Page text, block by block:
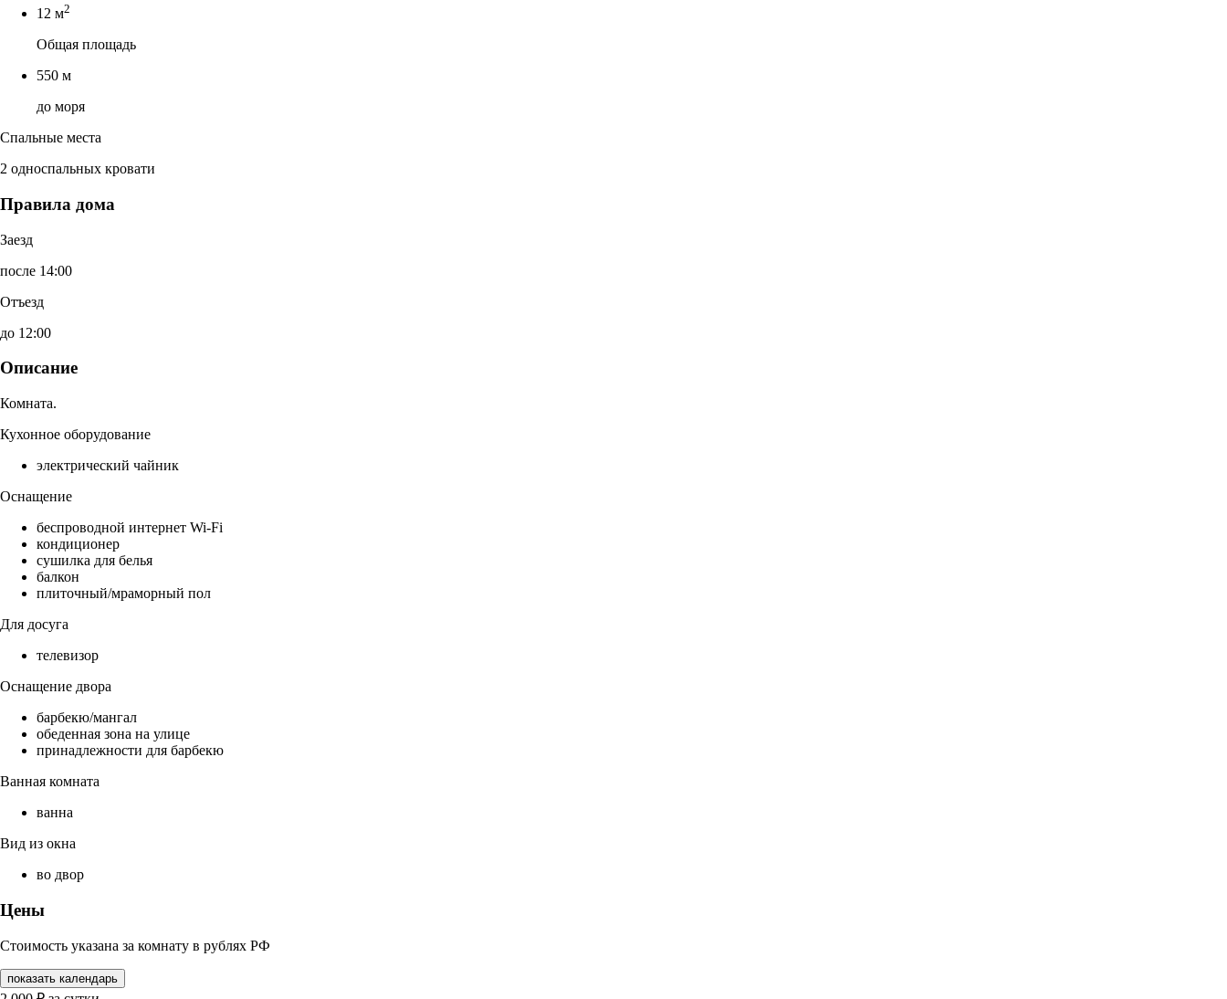
12 м2
Общая площадь
550 м
до моря
Спальные места
2 односпальных кровати
Правила дома
Заезд
после 14:00
Отъезд
до 12:00
Описание
Комната.
Кухонное оборудование
электрический чайник
Оснащение
беспроводной интернет Wi-Fi
кондиционер
сушилка для белья
балкон
плиточный/мраморный пол
Для досуга
телевизор
Оснащение двора
барбекю/мангал
обеденная зона на улице
принадлежности для барбекю
Ванная комната
ванна
Вид из окна
во двор
Цены
Стоимость указана за комнату в рублях РФ
показать календарь